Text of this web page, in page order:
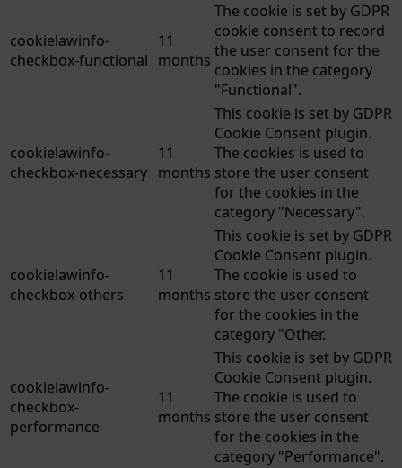
cookielawinfo-
checkbox-functional
11
months
The cookie is set by GDPR
cookie consent to record
the user consent for the
cookies in the category
"Functional".
cookielawinfo-
checkbox-necessary
11
months
This cookie is set by GDPR
Cookie Consent plugin.
The cookies is used to
store the user consent
for the cookies in the
category "Necessary".
cookielawinfo-
checkbox-others
11
months
This cookie is set by GDPR
Cookie Consent plugin.
The cookie is used to
store the user consent
for the cookies in the
category "Other.
cookielawinfo-
checkbox-
performance
11
months
This cookie is set by GDPR
Cookie Consent plugin.
The cookie is used to
store the user consent
for the cookies in the
category "Performance".